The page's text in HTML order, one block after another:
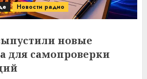
Новости радио
новые
для самопроверки